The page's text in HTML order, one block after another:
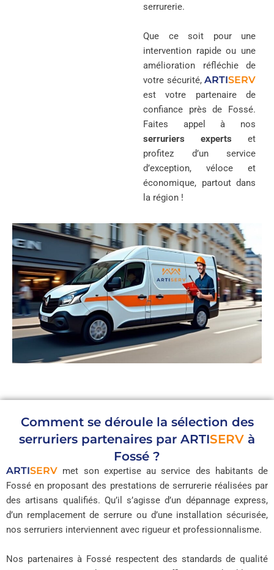
serrurerie.
Que ce soit pour une
intervention rapide ou une
amélioration réfléchie de
votre sécurité, ARTISERV
est votre partenaire de
confiance près de Fossé.
Faites appel à nos
serruriers experts et
profitez d’un service
d’exception, véloce et
économique, partout dans
la région !
Comment se déroule la sélection des
serruriers partenaires par ARTISERV à
Fossé ?
ARTISERV met son expertise au service des habitants de
Fossé en proposant des prestations de serrurerie réalisées par
des artisans qualifiés. Qu’il s’agisse d’un dépannage express,
d’un remplacement de serrure ou d’une installation sécurisée,
nos serruriers interviennent avec rigueur et professionnalisme.
Nos partenaires à Fossé respectent des standards de qualité